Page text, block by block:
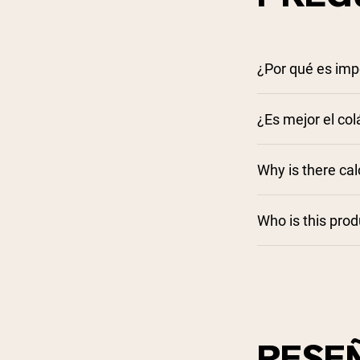
¿Por qué es
¿Es mejor el
Why is there
Who is this